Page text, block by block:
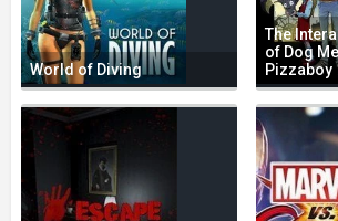
World of Diving
The
of Dog
Pizzaboy